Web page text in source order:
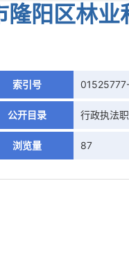
隆阳区林业
索引号
公开目录 行政执法
浏览量 87